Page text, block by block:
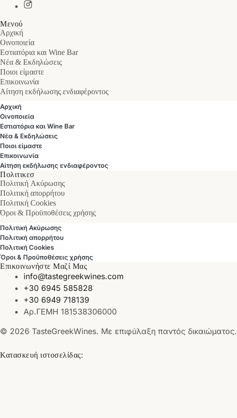
Μενού
Αρχική
Οινοποιεία
Εστιατόρια και Wine Bar
Νέα & Εκδηλώσεις
Ποιοι είμαστε
Επικοινωνία
Αίτηση εκδήλωσης ενδιαφέροντος
Αρχική
Οινοποιεία
Εστιατόρια και Wine Bar
Νέα & Εκδηλώσεις
Ποιοι είμαστε
Επικοινωνία
Αίτηση εκδήλωσης ενδιαφέροντος
Πολιτικεσ
Πολιτική Ακύρωσης
Πολιτική απορρήτου
Πολιτική Cookies
Όροι & Προϋποθέσεις χρήσης
Πολιτική Ακύρωσης
Πολιτική απορρήτου
Πολιτική Cookies
Όροι & Προϋποθέσεις χρήσης
Επικοινωνήστε Μαζί Μας
info@tastegreekwines.com
+30 6945 585828
+30 6949 718139
Αρ.ΓΕΜΗ 181538306000
© 2026 TasteGreekWines. Με επιφύλαξη παντός δικαιώματος.
Κατασκευή ιστοσελίδας: